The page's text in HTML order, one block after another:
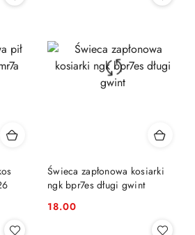
Świeca zapłonowa kosiarki
ngk bpr7es długi gwint
Cena:
18.00